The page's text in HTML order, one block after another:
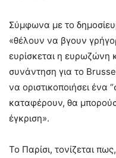
Σύμφωνα με το
«θέλουν να βγουν
ευρίσκεται η ευρωζώνη
συνάντηση για το
να οριστικοποιήσει ένα
καταφέρουν, θα
έγκριση».
Το Παρίσι, τονίζεται